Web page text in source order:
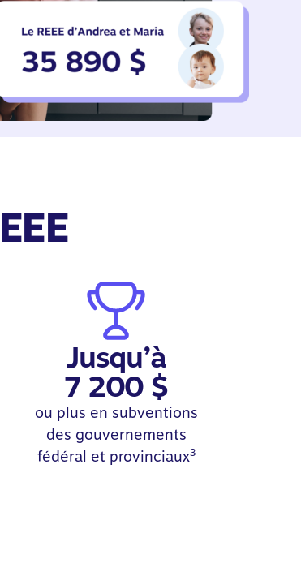
Jusqu’à
7 200 $
ou plus en subventions
des gouvernements
fédéral et provinciaux3